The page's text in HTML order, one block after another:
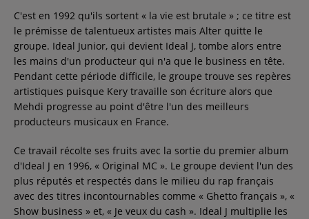
C'est en 1992 qu'ils sortent « la vie est brutale » ; ce titre est
le prémisse de talentueux artistes mais Alter quitte le
groupe. Ideal Junior, qui devient Ideal J, tombe alors entre
les mains d'un producteur qui n'a que le business en tête.
Pendant cette période difficile, le groupe trouve ses repères
artistiques puisque Kery travaille son écriture alors que
Mehdi progresse au point d'être l'un des meilleurs
producteurs musicaux en France.
Ce travail récolte ses fruits avec la sortie du premier album
d'Ideal J en 1996, « Original MC ». Le groupe devient l'un des
plus réputés et respectés dans le milieu du rap français
avec des titres incontournables comme « Ghetto français », «
Show business » et, « Je veux du cash ». Ideal J multiplie les